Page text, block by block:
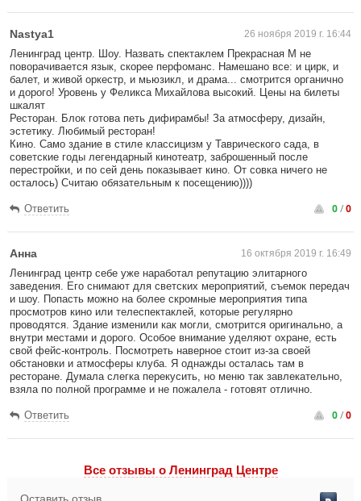
Nastya1 26 ноября 2019 г. 16:44
Ленинград центр. Шоу. Назвать спектаклем Прекрасная М не
поворачивается язык, скорее перфоманс. Намешано все: и цирк, и
балет, и живой оркестр, и мьюзикл, и драма... смотрится органично
и дорого! Уровень у Феликса Михайлова высокий. Цены на билеты
шкалят
Ресторан. Блок готова петь дифирамбы! За атмосферу, дизайн,
эстетику. Любимый ресторан!
Кино. Само здание в стиле классицизм у Таврического сада, в
советские годы легендарный кинотеатр, заброшенный после
перестройки, и по сей день показывает кино. От совка ничего не
осталось) Считаю обязательным к посещению))))
Ответить 0/0
Анна 16 октября 2019 г. 16:49
Ленинград центр себе уже наработал репутацию элитарного
заведения. Его снимают для светских мероприятий, съемок передач
и шоу. Попасть можно на более скромные мероприятия типа
просмотров кино или телеспектаклей, которые регулярно
проводятся. Здание изменили как могли, смотрится оригинально, а
внутри местами и дорого. Особое внимание уделяют охране, есть
свой фейс-контроль. Посмотреть наверное стоит из-за своей
обстановки и атмосферы клуба. Я однажды осталась там в
ресторане. Думала слегка перекусить, но меню так завлекательно,
взяла по полной программе и не пожалела - готовят отлично.
Ответить 0/0
Все отзывы o Ленинград Центре